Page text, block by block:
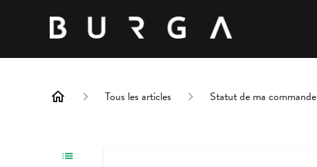
Tous les articles Statut de ma commande